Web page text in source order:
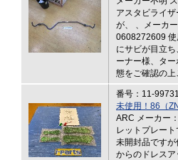
アスタビライ
が、 、メーカ
0608272609 使
にサビが目立
ーナー様、タ
態をご確認の
番号：11-
未使用！86（
ARC メーカー
レットプレー
未開封品です
からのドレス